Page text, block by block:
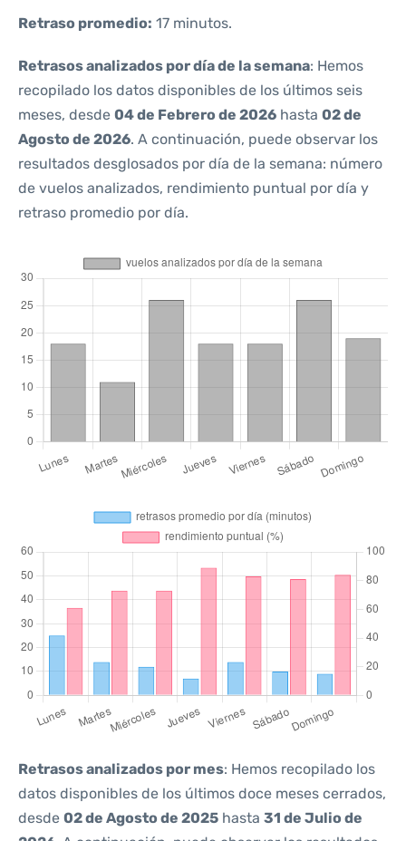
Retraso promedio: 17 minutos.
Retrasos analizados por día de la semana: Hemos
recopilado los datos disponibles de los últimos seis
meses, desde 04 de Febrero de 2026 hasta 02 de
Agosto de 2026. A continuación, puede observar los
resultados desglosados por día de la semana: número
de vuelos analizados, rendimiento puntual por día y
retraso promedio por día.
Retrasos analizados por mes: Hemos recopilado los
datos disponibles de los últimos doce meses cerrados,
desde 02 de Agosto de 2025 hasta 31 de Julio de